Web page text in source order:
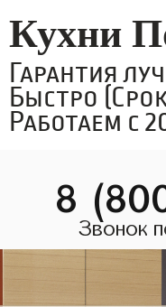
Кухни
Гарантия
Быстро
Работаем с
8
Звонок